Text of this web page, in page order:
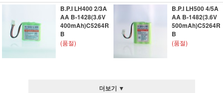
B.P.I LH400 2/3A
AA B-1428(3.6V
400mAh)C5264R
B
(품절)
B.P.I LH500 4/5A
AA B-1482(3.6V
500mAh)C5264R
B
(품절)
더보기 ▼